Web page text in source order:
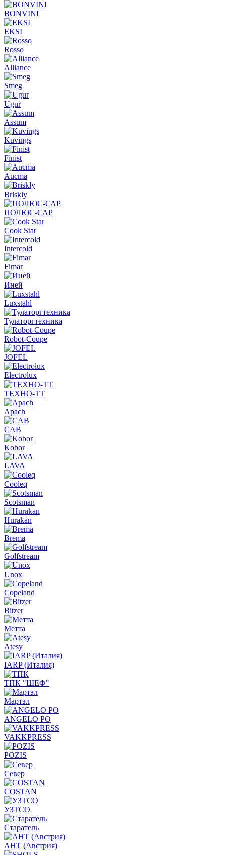
BONVINI
EKSI
Rosso
Alliance
Smeg
Ugur
Assum
Kuvings
Finist
Aucma
Briskly
ПОЛЮС-САР
Cook Star
Intercold
Fimar
Иней
Luxstahl
Тулаторгтехника
Robot-Coupe
JOFEL
Electrolux
ТЕХНО-ТТ
Apach
CAB
Kobor
LAVA
Cooleq
Scotsman
Hurakan
Brema
Golfstream
Unox
Copeland
Bitzer
Метта
Atesy
IARP (Италия)
ТПК "ШЕФ"
Мартэл
ANGELO PO
VAKKPRESS
POZIS
Север
COSTAN
УЗТСО
Старатель
АНТ (Австрия)